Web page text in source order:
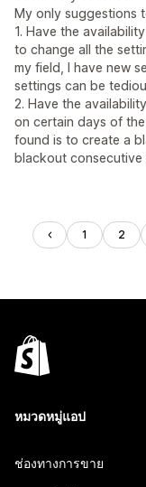
My only suggestions
1. Have the
to change all the
my field, I have new
settings can be
2. Have the
on certain days of
found is to create a
blackout consecutive
1 2
หมวดหมู่แอป
ช่องทางการขาย